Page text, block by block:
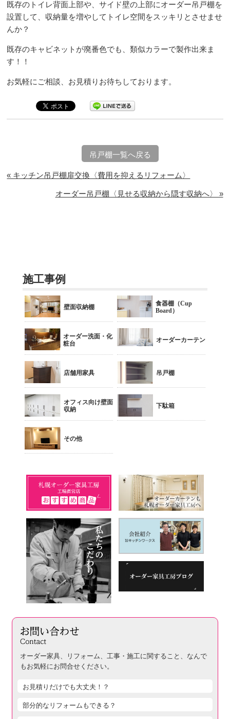
既存のトイレ背面上部や、サイド壁の上部にオーダー吊戸棚を
設置して、収納量を増やしてトイレ空間をスッキリとさせませ
んか？
既存のキャビネットが廃番色でも、類似カラーで製作出来ま
す！！
お気軽にご相談、お見積りお待ちしております。
吊戸棚一覧へ戻る
« キッチン吊戸棚扉交換〈費用を抑えるリフォーム〉
オーダー吊戸棚〈見せる収納から隠す収納へ〉 »
施工事例
壁面収納棚
食器棚（Cup
Board）
オーダー洗面・化
粧台
オーダーカーテン
店舗用家具 吊戸棚
オフィス向け壁面
収納
下駄箱
その他
オーダー家具、リフォーム、工事・施工に関すること、 なんで
もお気軽にお問合せください。
お見積りだけでも大丈夫！？
部分的なリフォームもできる？